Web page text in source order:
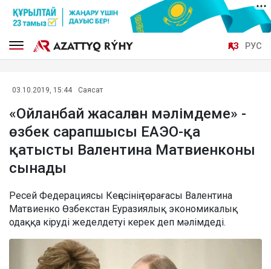
ҚАЗ РУС
03.10.2019, 15:44 Саясат
«Ойланбай жасалған мәлімдеме» -
өзбек сарапшысы ЕАЭО-қа
қатысты Валентина Матвиенконы
сынады
Ресей Федерациясы Кеңесінің төрағасы Валентина
Матвиенко Өзбекстан Еуразиялық экономикалық
одаққа кіруді жеделдетуі керек деп мәлімдеді.